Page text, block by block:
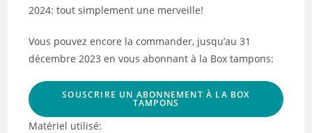
2024: tout simplement une merveille!
Vous pouvez encore la commander, jusqu’au 31
décembre 2023 en vous abonnant à la Box tampons:
SOUSCRIRE UN ABONNEMENT À LA BOX
TAMPONS
Matériel utilisé: